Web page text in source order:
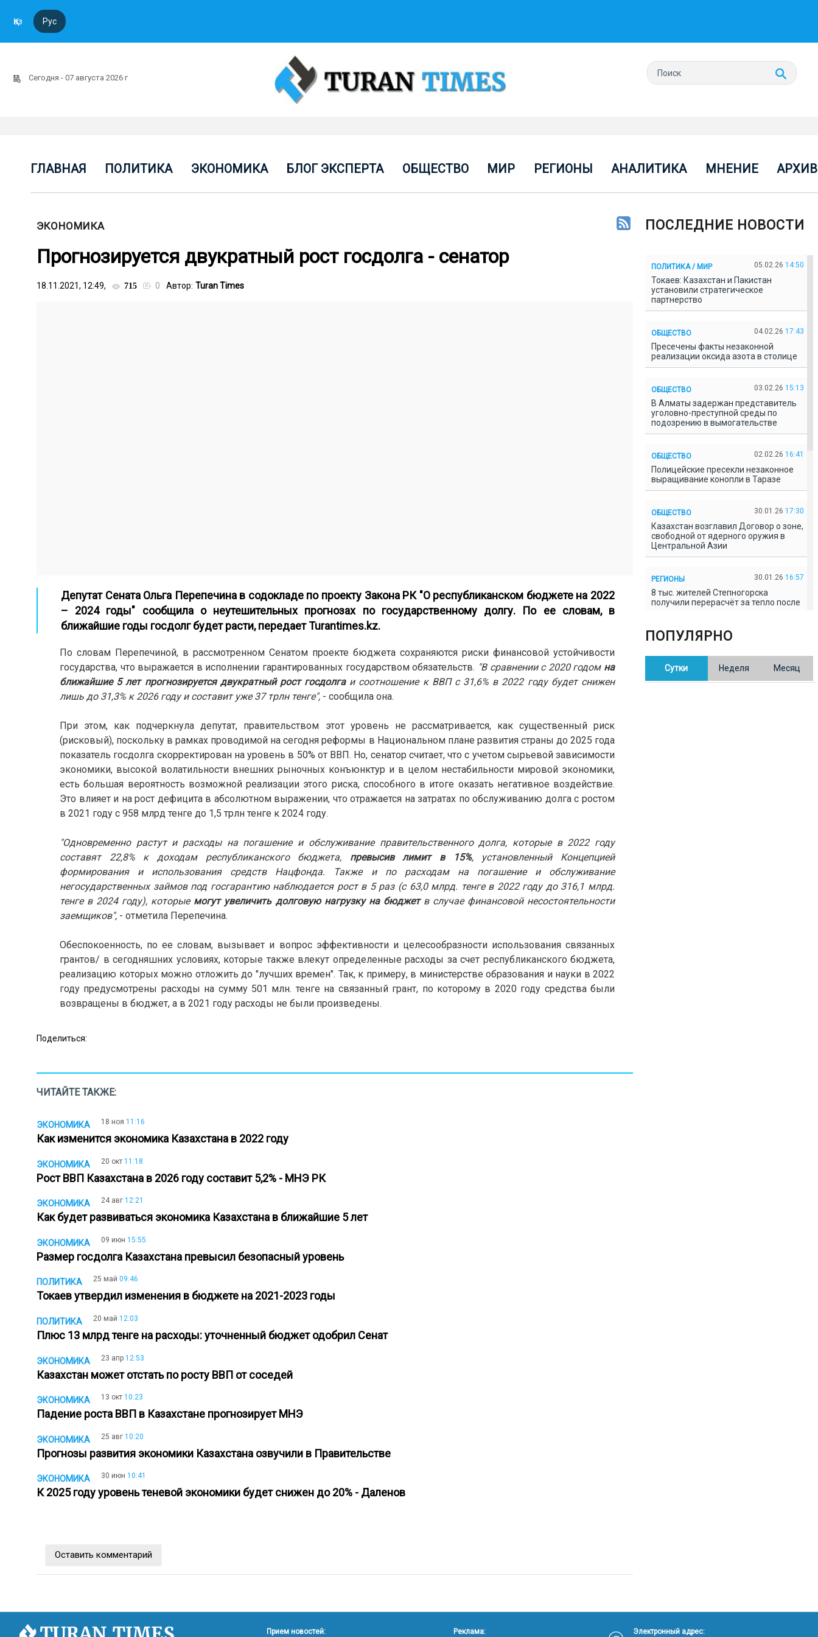
Қаз Рус
Сегодня - 07 августа 2026 г
ГЛАВНАЯ ПОЛИТИКА ЭКОНОМИКА БЛОГ ЭКСПЕРТА ОБЩЕСТВО МИР РЕГИОНЫ АНАЛИТИКА МНЕНИЕ АРХИВ
ЭКОНОМИКА
Прогнозируется двукратный рост госдолга - сенатор
18.11.2021, 12:49, 715 0 Автор: Turan Times
Депутат Сената Ольга Перепечина в содокладе по проекту Закона РК "О республиканском бюджете на 2022
– 2024 годы" сообщила о неутешительных прогнозах по государственному долгу. По ее словам, в
ближайшие годы госдолг будет расти, передаетTurantimes.kz.
По словам Перепечиной, в рассмотренном Сенатом проекте бюджета сохраняются риски финансовой устойчивости
государства, что выражается в исполнении гарантированных государством обязательств. "В сравнении с 2020 годомна
ближайшие 5 лет прогнозируется двукратный рост госдолгаи соотношение к ВВП с 31,6% в 2022 году будет снижен
лишь до 31,3% к 2026 году и составит уже 37 трлн тенге", - сообщила она.
При этом, как подчеркнула депутат, правительством этот уровень не рассматривается, как существенный риск
(рисковый), поскольку в рамках проводимой на сегодня реформы в Национальном плане развития страны до 2025 года
показатель госдолга скорректирован на уровень в 50% от ВВП. Но, сенатор считает, что с учетом сырьевой зависимости
экономики, высокой волатильности внешних рыночных конъюнктур и в целом нестабильности мировой экономики,
есть большая вероятность возможной реализации этого риска, способного в итоге оказать негативное воздействие.
Это влияет и на рост дефицита в абсолютном выражении, что отражается на затратах по обслуживанию долга с ростом
в 2021 году с 958 млрд тенге до 1,5 трлн тенге к 2024 году.
"Одновременно растут и расходы на погашение и обслуживание правительственного долга, которые в 2022 году
составят 22,8% к доходам республиканского бюджета, превысив лимит в 15%, установленный Концепцией
формирования и использования средств Нацфонда. Также и по расходам на погашение и обслуживание
негосударственных займов под госгарантию наблюдается рост в 5 раз (с 63,0 млрд. тенге в 2022 году до 316,1 млрд.
тенге в 2024 году), которые могут увеличить долговую нагрузку на бюджетв случае финансовой несостоятельности
заемщиков", - отметила Перепечина.
Обеспокоенность, по ее словам, вызывает и вопрос эффективности и целесообразности использования связанных
грантов/ в сегодняшних условиях, которые также влекут определенные расходы за счет республиканского бюджета,
реализацию которых можно отложить до "лучших времен". Так, к примеру, в министерстве образования и науки в 2022
году предусмотрены расходы на сумму 501 млн. тенге на связанный грант, по которому в 2020 году средства были
возвращены в бюджет, а в 2021 году расходы не были произведены.
Поделиться:
ЧИТАЙТЕ ТАКЖЕ:
ЭКОНОМИКА 18 ноя 11:16
Как изменится экономика Казахстана в 2022 году
ЭКОНОМИКА 20 окт 11:18
Рост ВВП Казахстана в 2026 году составит 5,2% - МНЭ РК
ЭКОНОМИКА 24 авг 12:21
Как будет развиваться экономика Казахстана в ближайшие 5 лет
ЭКОНОМИКА 09 июн 15:55
Размер госдолга Казахстана превысил безопасный уровень
ПОЛИТИКА 25 май 09:46
Токаев утвердил изменения в бюджете на 2021-2023 годы
ПОЛИТИКА 20 май 12:03
Плюс 13 млрд тенге на расходы: уточненный бюджет одобрил Сенат
ЭКОНОМИКА 23 апр 12:53
Казахстан может отстать по росту ВВП от соседей
ЭКОНОМИКА 13 окт 10:23
Падение роста ВВП в Казахстане прогнозирует МНЭ
ЭКОНОМИКА 25 авг 10:20
Прогнозы развития экономики Казахстана озвучили в Правительстве
ЭКОНОМИКА 30 июн 10:41
К 2025 году уровень теневой экономики будет снижен до 20% - Даленов
Оставить комментарий
ПОСЛЕДНИЕ НОВОСТИ
ПОЛИТИКА / МИР 05.02.26 14:50
Токаев: Казахстан и Пакистан
установили стратегическое
партнерство
ОБЩЕСТВО 04.02.26 17:43
Пресечены факты незаконной
реализации оксида азота в столице
ОБЩЕСТВО 03.02.26 15:13
В Алматы задержан представитель
уголовно-преступной среды по
подозрению в вымогательстве
ОБЩЕСТВО 02.02.26 16:41
Полицейские пресекли незаконное
выращивание конопли в Таразе
ОБЩЕСТВО 30.01.26 17:30
Казахстан возглавил Договор о зоне,
свободной от ядерного оружия в
Центральной Азии
РЕГИОНЫ 30.01.26 16:57
8 тыс. жителей Степногорска
получили перерасчёт за тепло после
В Казахстане готовят новую
редакцию Конституции: меняется
ПОПУЛЯРНО
Сутки Неделя Месяц
Прием новостей: Реклама: Электронный адрес: